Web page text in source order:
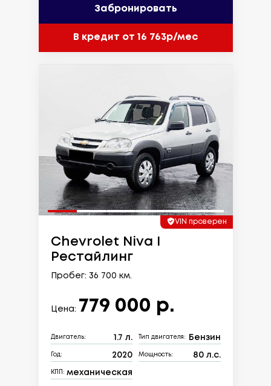
Забронировать
В кредит от 16 763р/мес
VIN проверен
Chevrolet Niva I
Рестайлинг
Пробег: 36 700 км.
Цена: 779 000 р.
Двигатель: 1.7 л. Тип двигателя: Бензин
Год: 2020 Мощность: 80 л.с.
КПП: механическая